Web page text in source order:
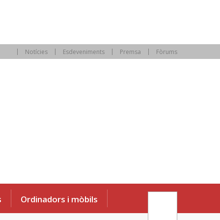
Notícies Esdeveniments Premsa Fòrums
Ordinadors i mòbils